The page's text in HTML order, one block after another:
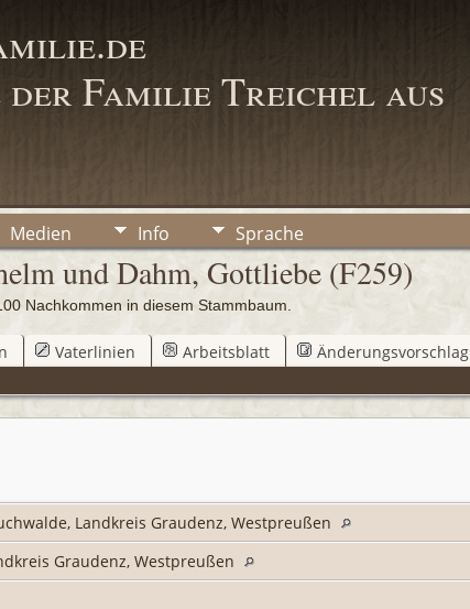
der Familie Treichel aus
Medien Info Sprache
und Dahm, Gottliebe (F259)
Nachkommen in diesem Stammbaum.
Vaterlinien Arbeitsblatt Änderungsvorschlag
Landkreis Graudenz, Westpreußen
Graudenz, Westpreußen